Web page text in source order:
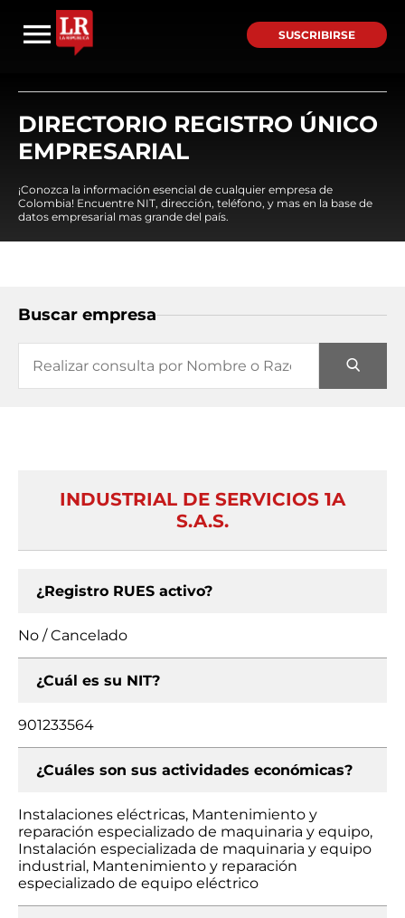
SUSCRIBIRSE
DIRECTORIO REGISTRO ÚNICO
EMPRESARIAL
¡Conozca la información esencial de cualquier empresa de
Colombia! Encuentre NIT, dirección, teléfono, y mas en la base de
datos empresarial mas grande del país.
Buscar empresa
INDUSTRIAL DE SERVICIOS 1A
S.A.S.
¿Registro RUES activo?
No / Cancelado
¿Cuál es su NIT?
901233564
¿Cuáles son sus actividades económicas?
Instalaciones eléctricas, Mantenimiento y
reparación especializado de maquinaria y equipo,
Instalación especializada de maquinaria y equipo
industrial, Mantenimiento y reparación
especializado de equipo eléctrico